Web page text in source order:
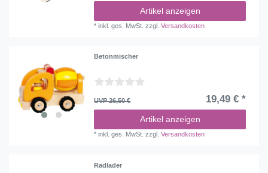
Artikel anzeigen
*inkl. ges. MwSt. zzgl.Versandkosten
Betonmischer
UVP 26,50 € 19,49 € *
Artikel anzeigen
*inkl. ges. MwSt. zzgl.Versandkosten
Radlader